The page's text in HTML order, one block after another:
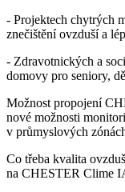
- Projektech chytrých
znečištění ovzduší a
- Zdravotnických a
domovy pro seniory,
Možnost propojení
nové možnosti
v průmyslových
Co třeba kvalita
na CHESTER Clime